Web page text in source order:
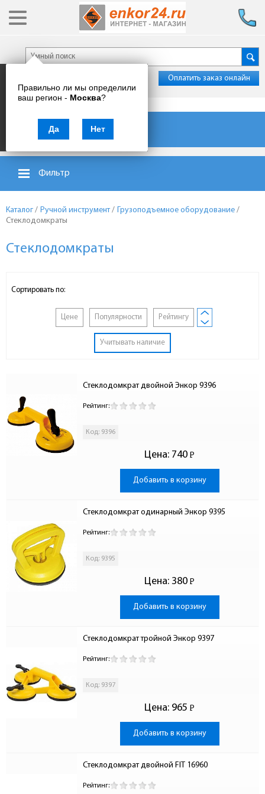
Правильно ли мы определили
ваш регион - Москва?
Да Нет
Оплатить заказ онлайн
Каталог товаров
Фильтр
Каталог / Ручной инструмент/ Грузоподъемное оборудование /
Стеклодомкраты
Стеклодомкраты
Сортировать по:
Цене Популярности Рейтингу
Учитывать наличие
Стеклодомкрат двойной Энкор 9396
Рейтинг:
Код: 9396
Цена: 740 Р
-
Добавить в корзину
Стеклодомкрат одинарный Энкор 9395
Рейтинг:
Код: 9395
Цена: 380 Р
-
Добавить в корзину
Стеклодомкрат тройной Энкор 9397
Рейтинг:
Код: 9397
Цена: 965 Р
-
Добавить в корзину
Стеклодомкрат двойной FIT 16960
Рейтинг: